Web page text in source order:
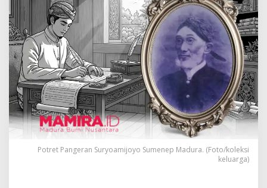
s
a
l
s
u
l
K
a
w
a
s
a
B
Potret Pangeran Suryoamijoyo Sumenep Madura. (Foto/koleksi
keluarga)